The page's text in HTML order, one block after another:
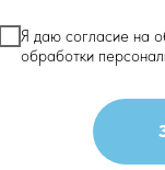
Я даю согласие на
обработки